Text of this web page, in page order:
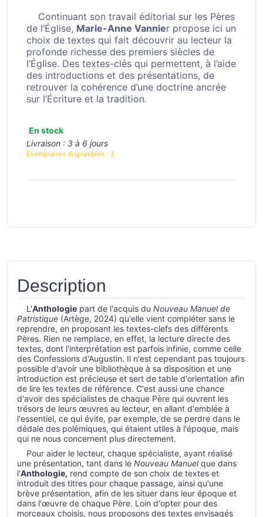
Continuant son travail éditorial sur les Pères
de l’Église, Marie-Anne Vannier propose ici un
choix de textes qui fait découvrir au lecteur la
profonde richesse des premiers siècles de
l’Église. Des textes-clés qui permettent, à l’aide
des introductions et des présentations, de
retrouver la cohérence d’une doctrine ancrée
sur l’Écriture et la tradition.
En stock
Livraison : 3 à 6 jours
Exemplaires disponibles : 3
Description
L'Anthologie part de l'acquis du Nouveau Manuel de
Patristique (Artège, 2024) qu'elle vient compléter sans le
reprendre, en proposant les textes-clefs des différents
Pères. Rien ne remplace, en effet, la lecture directe des
textes, dont l'interprétation est parfois infinie, comme celle
des Confessions d'Augustin. Il n'est cependant pas toujours
possible d'avoir une bibliothèque à sa disposition et une
introduction est précieuse et sert de table d'orientation afin
de lire les textes de référence. C'est aussi une chance
d'avoir des spécialistes de chaque Père qui ouvrent les
trésors de leurs œuvres au lecteur, en allant d'emblée à
l'essentiel, ce qui évite, par exemple, de se perdre dans le
dédale des polémiques, qui étaient utiles à l'époque, mais
qui ne nous concernent plus directement.
Pour aider le lecteur, chaque spécialiste, ayant réalisé
une présentation, tant dans le Nouveau Manuelque dans
l'Anthologie, rend compte de son choix de textes et
introduit des titres pour chaque passage, ainsi qu'une
brève présentation, afin de les situer dans leur époque et
dans l'œuvre de chaque Père. Loin d'opter pour des
morceaux choisis, nous proposons des textes envisagés